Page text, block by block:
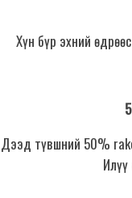
Хүн бүр эхний
Дээд түвшний 50%
Илүү